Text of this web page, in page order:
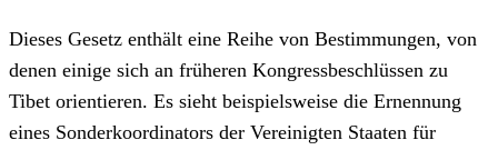
Dieses Gesetz enthält eine Reihe von Bestimmungen, von
denen einige sich an früheren Kongressbeschlüssen zu
Tibet orientieren. Es sieht beispielsweise die Ernennung
eines Sonderkoordinators der Vereinigten Staaten für